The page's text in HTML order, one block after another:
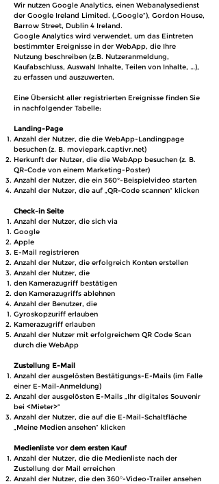
Wir nutzen Google Analytics, einen Webanalysedienst
der Google Ireland Limited. („Google“), Gordon House,
Barrow Street, Dublin 4 Ireland.
Google Analytics wird verwendet, um das Eintreten
bestimmter Ereignisse in der WebApp, die Ihre
Nutzung beschreiben (z.B. Nutzeranmeldung,
Kaufabschluss, Auswahl Inhalte, Teilen von Inhalte, …),
zu erfassen und auszuwerten.
Eine Übersicht aller registrierten Ereignisse finden Sie
in nachfolgender Tabelle:
Landing-Page
Anzahl der Nutzer, die die WebApp-Landingpage
besuchen (z. B. moviepark.captivr.net)
Herkunft der Nutzer, die die WebApp besuchen (z. B.
QR-Code von einem Marketing-Poster)
Anzahl der Nutzer, die ein 360°-Beispielvideo starten
Anzahl der Nutzer, die auf „QR-Code scannen“ klicken
Check-in Seite
Anzahl der Nutzer, die sich via
Google
Apple
E-Mail registrieren
Anzahl der Nutzer, die erfolgreich Konten erstellen
Anzahl der Nutzer, die
den Kamerazugriff bestätigen
den Kamerazugriffs ablehnen
Anzahl der Benutzer, die
Gyroskopzuriff erlauben
Kamerazugriff erlauben
Anzahl der Nutzer mit erfolgreichem QR Code Scan
durch die WebApp​
Zustellung E-Mail
Anzahl der ausgelösten Bestätigungs-E-Mails (im Falle
einer E-Mail-Anmeldung)
Anzahl der ausgelösten E-Mails „Ihr digitales Souvenir
bei <Mieter>“
Anzahl der Nutzer, die auf die E-Mail-Schaltfläche
„Meine Medien ansehen“ klicken
Medienliste vor dem ersten Kauf
Anzahl der Nutzer, die die Medienliste nach der
Zustellung der Mail erreichen
Anzahl der Nutzer, die den 360°-Video-Trailer ansehen